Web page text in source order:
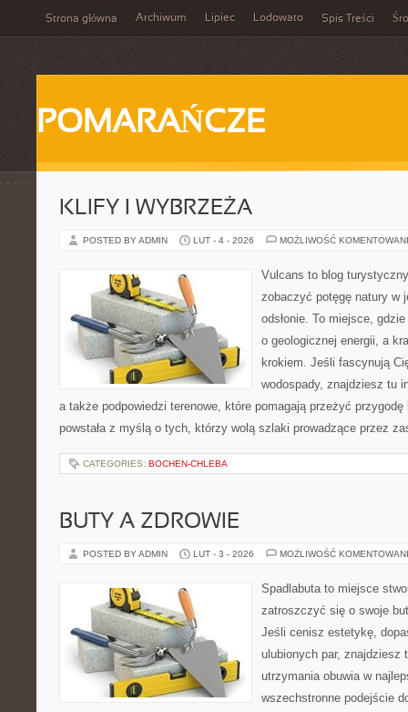
Strona główna Archiwum Lipiec Lodowato Spis Treści
POMARAŃCZE
KLIFY I WYBRZEŻA
POSTED BY ADMIN LUT - 4 - 2026 MOŻLIWOŚĆ
Vulcans to blog
zobaczyć potęgę natury w
odsłonie. To miejsce,
o geologicznej energii, a
krokiem. Jeśli fascynują
wodospady, znajdziesz tu
a także podpowiedzi terenowe, które pomagają przeżyć
powstała z myślą o tych, którzy wolą szlaki prowadzące przez
CATEGORIES: BOCHEN-CHLEBA
BUTY A ZDROWIE
POSTED BY ADMIN LUT - 3 - 2026 MOŻLIWOŚĆ
Spadlabuta to miejsce
zatroszczyć się o swoje
Jeśli cenisz estetykę,
ulubionych par, znajdziesz
utrzymania obuwia w
wszechstronne podejście